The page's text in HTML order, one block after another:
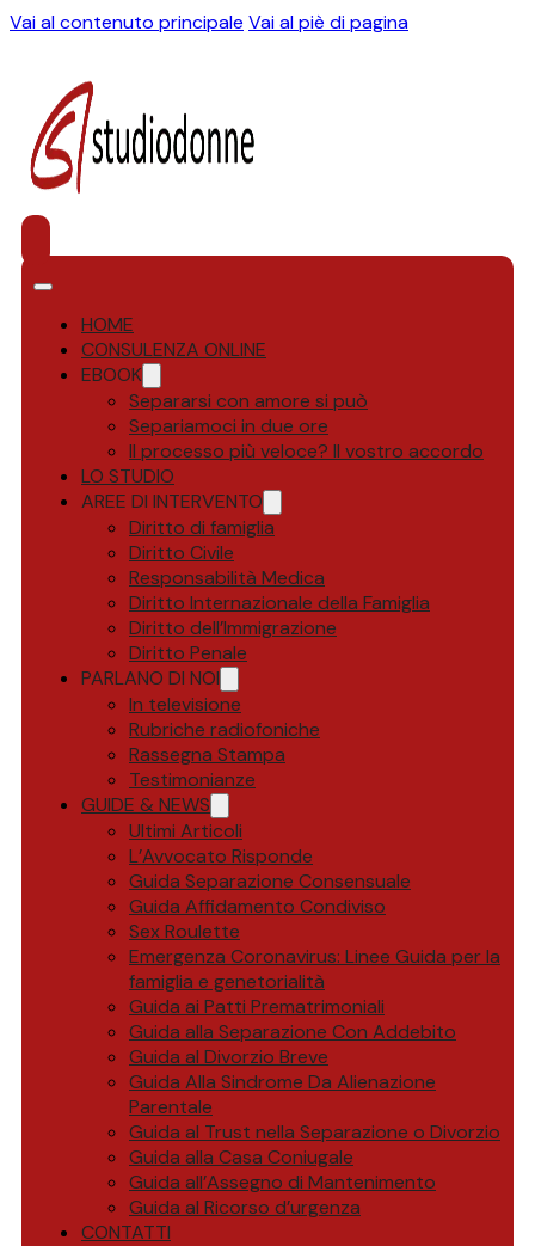
Vai al contenuto principale Vai al piè di pagina
HOME
CONSULENZA ONLINE
EBOOK
Separarsi con amore si può
Separiamoci in due ore
Il processo più veloce? Il vostro accordo
LO STUDIO
AREE DI INTERVENTO
Diritto di famiglia
Diritto Civile
Responsabilità Medica
Diritto Internazionale della Famiglia
Diritto dell’Immigrazione
Diritto Penale
PARLANO DI NOI
In televisione
Rubriche radiofoniche
Rassegna Stampa
Testimonianze
GUIDE & NEWS
Ultimi Articoli
L’Avvocato Risponde
Guida Separazione Consensuale
Guida Affidamento Condiviso
Sex Roulette
Emergenza Coronavirus: Linee Guida per la
famiglia e genetorialità
Guida ai Patti Prematrimoniali
Guida alla Separazione Con Addebito
Guida al Divorzio Breve
Guida Alla Sindrome Da Alienazione
Parentale
Guida al Trust nella Separazione o Divorzio
Guida alla Casa Coniugale
Guida all’Assegno di Mantenimento
Guida al Ricorso d’urgenza
CONTATTI